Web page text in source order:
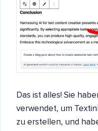
Das ist alles! Sie
verwendet, um
zu erstellen, und